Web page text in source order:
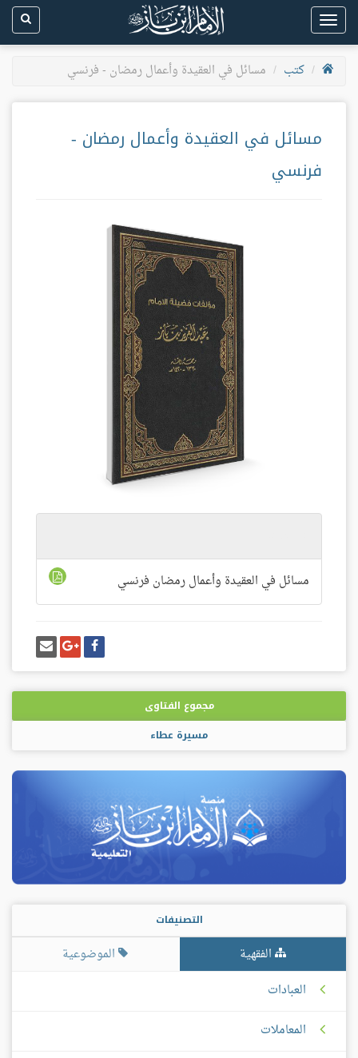
Toggle
navigation
كتب
مسائل في العقيدة وأعمال رمضان - فرنسي
مسائل في العقيدة وأعمال رمضان -
فرنسي
مسائل في العقيدة وأعمال رمضان فرنسي
شارك
على
فيسبوك
شارك
على
غوغل
بلس
إرسل
إيميل
مجموع الفتاوى
مسيرة عطاء
التصنيفات
الفقهية
الموضوعية
العبادات
المعاملات